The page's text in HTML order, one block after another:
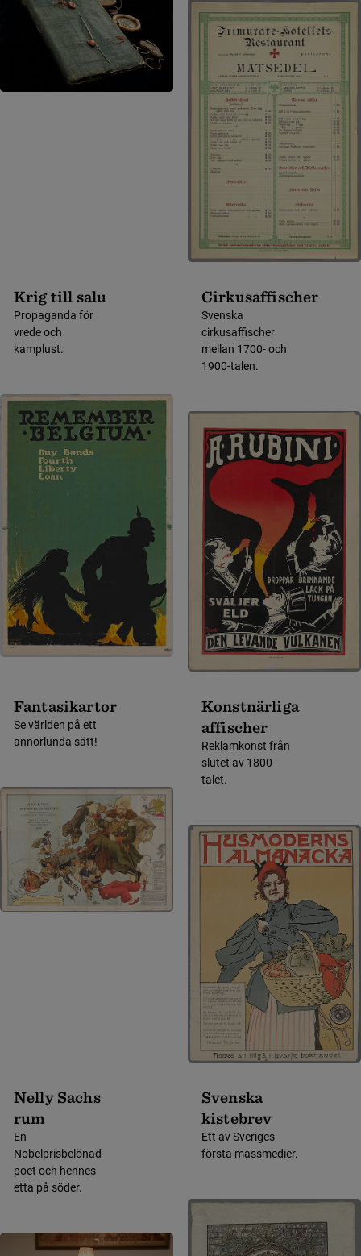
Krig till salu
Propaganda för
vrede och
kamplust.
Cirkusaffischer
Svenska
cirkusaffischer
mellan 1700- och
1900-talen.
Fantasikartor
Se världen på ett
annorlunda sätt!
Konstnärliga
affischer
Reklamkonst från
slutet av 1800-
talet.
Nelly Sachs
rum
En
Nobelprisbelönad
poet och hennes
etta på söder.
Svenska
kistebrev
Ett av Sveriges
första massmedier.